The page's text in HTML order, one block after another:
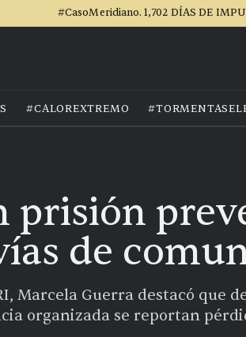
#CasoMeridiano. 1,702 DÍAS DE
#CALOREXTREMO
prisión
de
Marcela Guerra destacó que
organizada se reportan